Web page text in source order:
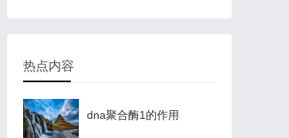
热点内容
dna聚合酶1的作用